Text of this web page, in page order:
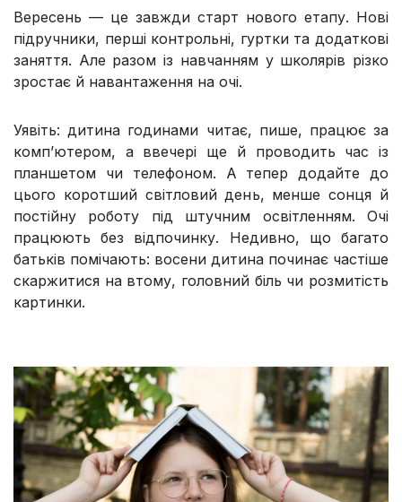
Вересень — це завжди старт нового етапу. Нові
підручники, перші контрольні, гуртки та додаткові
заняття. Але разом із навчанням у школярів різко
зростає й навантаження на очі.
Уявіть: дитина годинами читає, пише, працює за
комп’ютером, а ввечері ще й проводить час із
планшетом чи телефоном. А тепер додайте до
цього коротший світловий день, менше сонця й
постійну роботу під штучним освітленням. Очі
працюють без відпочинку. Недивно, що багато
батьків помічають: восени дитина починає частіше
скаржитися на втому, головний біль чи розмитість
картинки.